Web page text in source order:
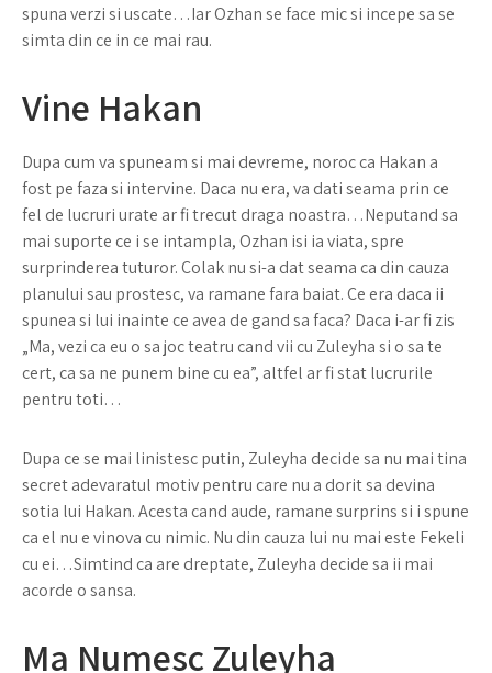
spuna verzi si uscate…Iar Ozhan se face mic si incepe sa se
simta din ce in ce mai rau.
Vine Hakan
Dupa cum va spuneam si mai devreme, noroc ca Hakan a
fost pe faza si intervine. Daca nu era, va dati seama prin ce
fel de lucruri urate ar fi trecut draga noastra…Neputand sa
mai suporte ce i se intampla, Ozhan isi ia viata, spre
surprinderea tuturor. Colak nu si-a dat seama ca din cauza
planului sau prostesc, va ramane fara baiat. Ce era daca ii
spunea si lui inainte ce avea de gand sa faca? Daca i-ar fi zis
„Ma, vezi ca eu o sa joc teatru cand vii cu Zuleyha si o sa te
cert, ca sa ne punem bine cu ea”, altfel ar fi stat lucrurile
pentru toti…
Dupa ce se mai linistesc putin, Zuleyha decide sa nu mai tina
secret adevaratul motiv pentru care nu a dorit sa devina
sotia lui Hakan. Acesta cand aude, ramane surprins si i spune
ca el nu e vinova cu nimic. Nu din cauza lui nu mai este Fekeli
cu ei…Simtind ca are dreptate, Zuleyha decide sa ii mai
acorde o sansa.
Ma Numesc Zuleyha